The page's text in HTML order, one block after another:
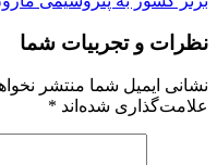
تجربیات شما
شما منتشر نخواهد شد.
شده‌اند*